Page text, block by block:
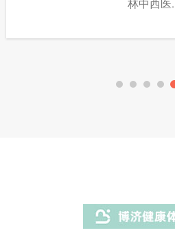
林中西医